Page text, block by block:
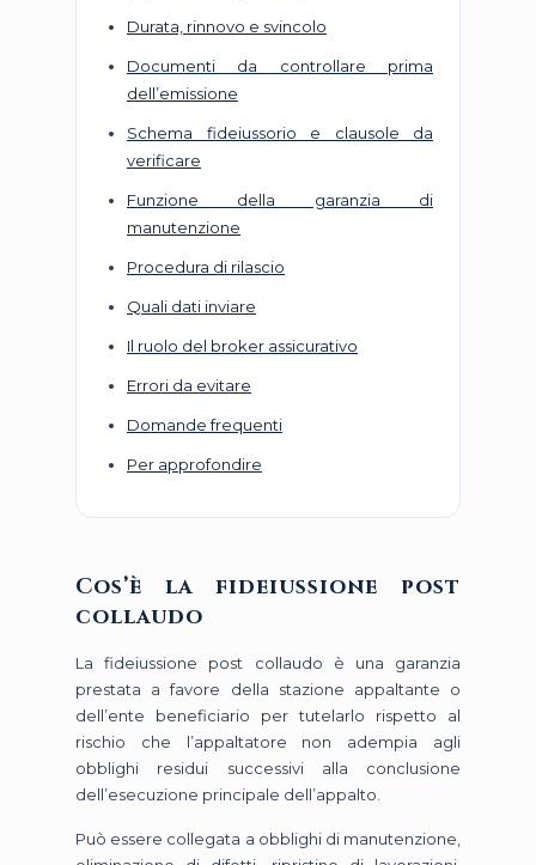
Durata, rinnovo e svincolo
Documenti da controllare prima
dell’emissione
Schema fideiussorio e clausole da
verificare
Funzione della garanzia di
manutenzione
Procedura di rilascio
Quali dati inviare
Il ruolo del broker assicurativo
Errori da evitare
Domande frequenti
Per approfondire
Cos’è la fideiussione post
collaudo
La fideiussione post collaudo è una garanzia
prestata a favore della stazione appaltante o
dell’ente beneficiario per tutelarlo rispetto al
rischio che l’appaltatore non adempia agli
obblighi residui successivi alla conclusione
dell’esecuzione principale dell’appalto.
Può essere collegata a obblighi di manutenzione,